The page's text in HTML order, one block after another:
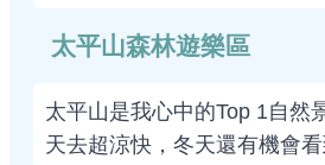
太平山森林遊樂區
太平山是我心中的Top 1自然
天去超涼快，冬天還有機會